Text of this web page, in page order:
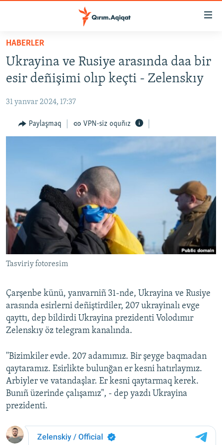
Esas
qaytmaq
Baş
qaytmaq
qaytmaq
HABERLER
SİYASET
CEMİYET
MEDENİYET
BLOGLAR
FİKİR
Русский
Українською
RFE/RS bütün saytları
HABERLER
Ukrayina ve Rusiye arasında daa bir
esir deñişimi olıp keçti - Zelenskıy
31 yanvar 2024, 17:37
Paylaşmaq VPN-siz oquñız
Tasviriy fotoresim
Çarşenbe künü, yanvarniñ 31-nde, Ukrayina ve Rusiye
arasında esirlerni deñiştirdiler, 207 ukrayinalı evge
qayttı, dep bildirdi Ukrayina prezidenti Volodımır
Zelenskıy öz telegram kanalında.
''Bizimkiler evde. 207 adamımız. Bir şeyge baqmadan
qaytaramız. Esirlikte bulunğan er kesni hatırlaymız.
Arbiyler ve vatandaşlar. Er kesni qaytarmaq kerek.
Bunıñ üzerinde çalışamız", - dep yazdı Ukrayina
prezidenti.